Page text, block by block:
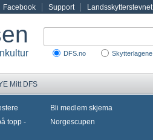
Facebook Support Landsskytterstevnet
DFS.no Skytterlagene
Mitt DFS
topp -
Bli medlem skjema
Norgescupen